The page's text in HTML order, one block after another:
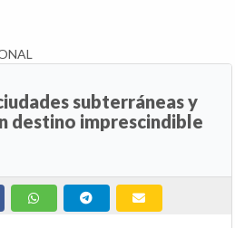
subterráneas y
destino imprescindible